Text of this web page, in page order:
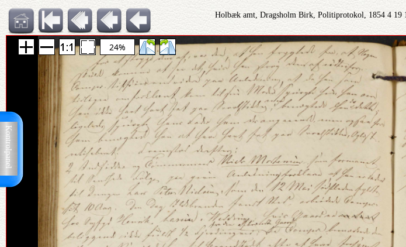
Kontrolpanel
Holbæk amt, Dragsholm Birk, Politiprotokol, 1854 4 19
24%